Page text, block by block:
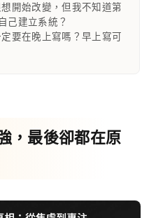
開始改變，但我不知道第
己建立系統？
要在晚上寫嗎？早上寫可
，最後卻都在原